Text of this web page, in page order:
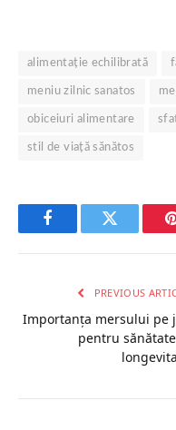
alimentație echilibrată
meniu zilnic sanatos
obiceiuri alimentare
stil de viață sănătos
FacebookTwitter
PREVIOUS
Importanța mersului pe
pentru